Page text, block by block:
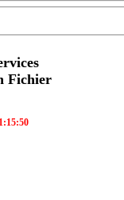
Fichier